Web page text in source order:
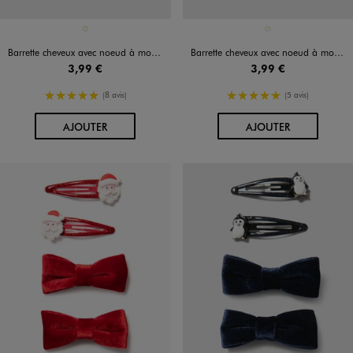
Barrette cheveux avec noeud à motif léopard
3,99 €
5/5 de moyenne
(8 avis)
AJOUTERAU PANIER
Barrette cheveux avec noeud à motifs fleuris
3,99 €
5/5 de moyenne
(5 avis)
AJOUTERAU PANIER